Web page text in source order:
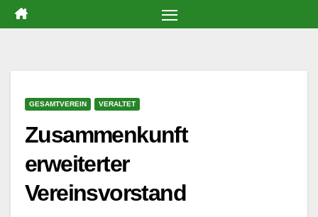
Zum
Inhalt
GESAMTVEREIN VERALTET
Zusammenkunft
erweiterter
Vereinsvorstand